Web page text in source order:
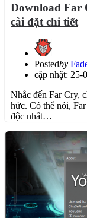
Download Far
cài đặt chi tiết
Postedby
cập nhật: 25-
Nhắc đến Far Cry,
hức. Có thể nói,
độc nhất…